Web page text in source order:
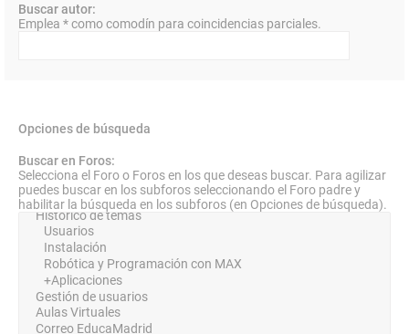
Buscar autor:
Emplea * como comodín para coincidencias parciales.
Opciones de búsqueda
Buscar en Foros:
Selecciona el Foro o Foros en los que deseas buscar. Para agilizar
puedes buscar en los subforos seleccionando el Foro padre y
habilitar la búsqueda en los subforos (en Opciones de búsqueda).